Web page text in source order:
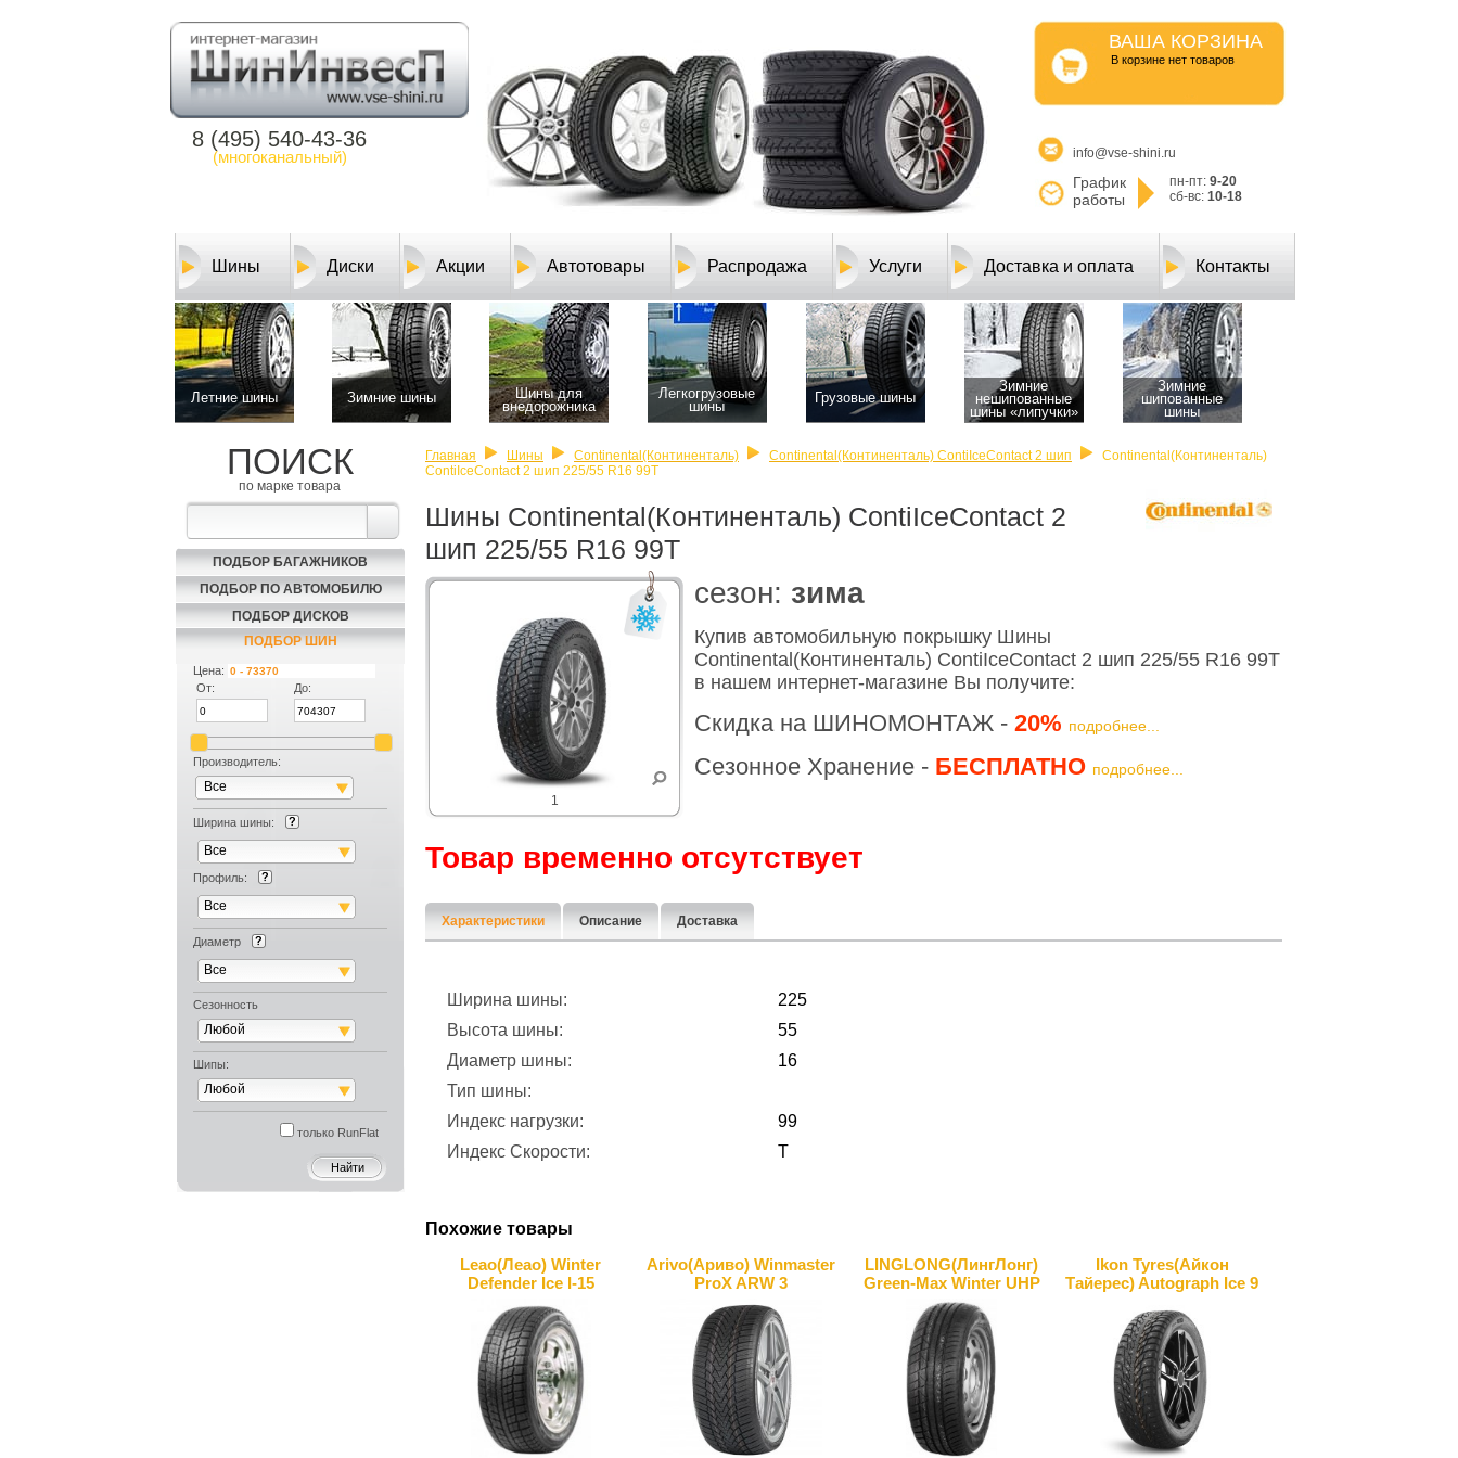
8 (495) 540-43-36
(многоканальный)
ВАША КОРЗИНА
B корзине нет товаров
info@vse-shini.ru
График
работы
пн-пт: 9-20
сб-вс: 10-18
Шины Диски Акции Автотовары Распродажа Услуги Доставка и оплата Контакты
Летние шины Зимние шины
Шины для
внедорожника
Легкогрузовые
шины
Грузовые шины
Зимние
нешипованные
шины «липучки»
Зимние
шипованные
шины
ПОИСК
по марке товара
ПОДБОР БАГАЖНИКОВ
ПОДБОР ПО АВТОМОБИЛЮ
ПОДБОР ДИСКОВ
ПОДБОР ШИН
Цена:
От:
До:
Производитель:
Все
Ширина шины:
Все
Профиль:
Все
Диаметр
Все
Сезонность
Любой
Шипы:
Любой
только RunFlat
Главная Шины Continental(Континенталь) Continental(Континенталь) ContiIceContact 2 шип
Continental(Континенталь)
ContiIceContact 2 шип 225/55 R16 99T
Шины Continental(Континенталь) ContiIceContact 2
шип 225/55 R16 99T
1
cезон: зима
Купив автомобильную покрышку Шины
Continental(Континенталь) ContiIceContact 2 шип 225/55 R16 99T
в нашем интернет-магазине Вы получите:
Скидка на ШИНОМОНТАЖ - 20% подробнее...
Сезонное Хранение - БЕСПЛАТНО подробнее...
Товар временно отсутствует
Характеристики Описание Доставка
Ширина шины:
225
Высота шины:
55
Диаметр шины:
16
Тип шины:
Индекс нагрузки:
99
Индекс Скорости:
T
Похожие товары
Leao(Леао) Winter
Defender Ice I-15
Arivo(Ариво) Winmaster
ProX ARW 3
LINGLONG(ЛингЛонг)
Green-Max Winter UHP
Ikon Tyres(Айкон
Тайерес) Autograph Ice 9